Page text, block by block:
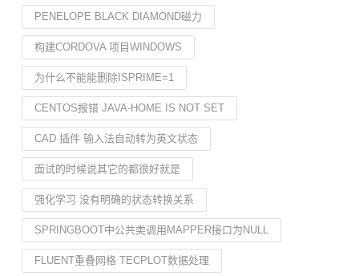
PENELOPE BLACK DIAMOND磁力
构建CORDOVA 项目WINDOWS
为什么不能能删除ISPRIME=1
CENTOS报错 JAVA-HOME IS NOT SET
CAD 插件 输入法自动转为英文状态
面试的时候说其它的都很好就是
强化学习 没有明确的状态转换关系
SPRINGBOOT中公共类调用MAPPER接口为NULL
FLUENT重叠网格 TECPLOT数据处理